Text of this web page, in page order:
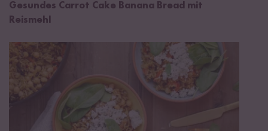
Gesundes Carrot Cake Banana Bread mit
Reismehl